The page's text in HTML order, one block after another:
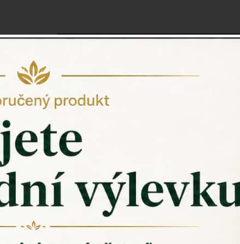
NOVINKY
Venkovský domov